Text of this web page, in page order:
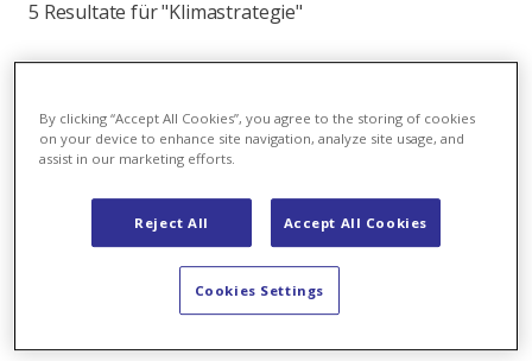
5 Resultate für "Klimastrategie"
Nachhaltigkeit 06.03.2024
Axpo Klimastrategie: ehrgeizig und
Netto-Null-Ambition
By clicking “Accept All Cookies”, you agree to the storing of cookies
on your device to enhance site navigation, analyze site usage, and
assist in our marketing efforts.
Reject All Accept All Cookies
Cookies Settings